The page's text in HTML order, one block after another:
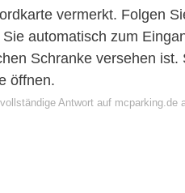
vermerkt. Folgen
automatisch zum
Schranke versehen ist.
öffnen.
Antwort auf mcparking.de